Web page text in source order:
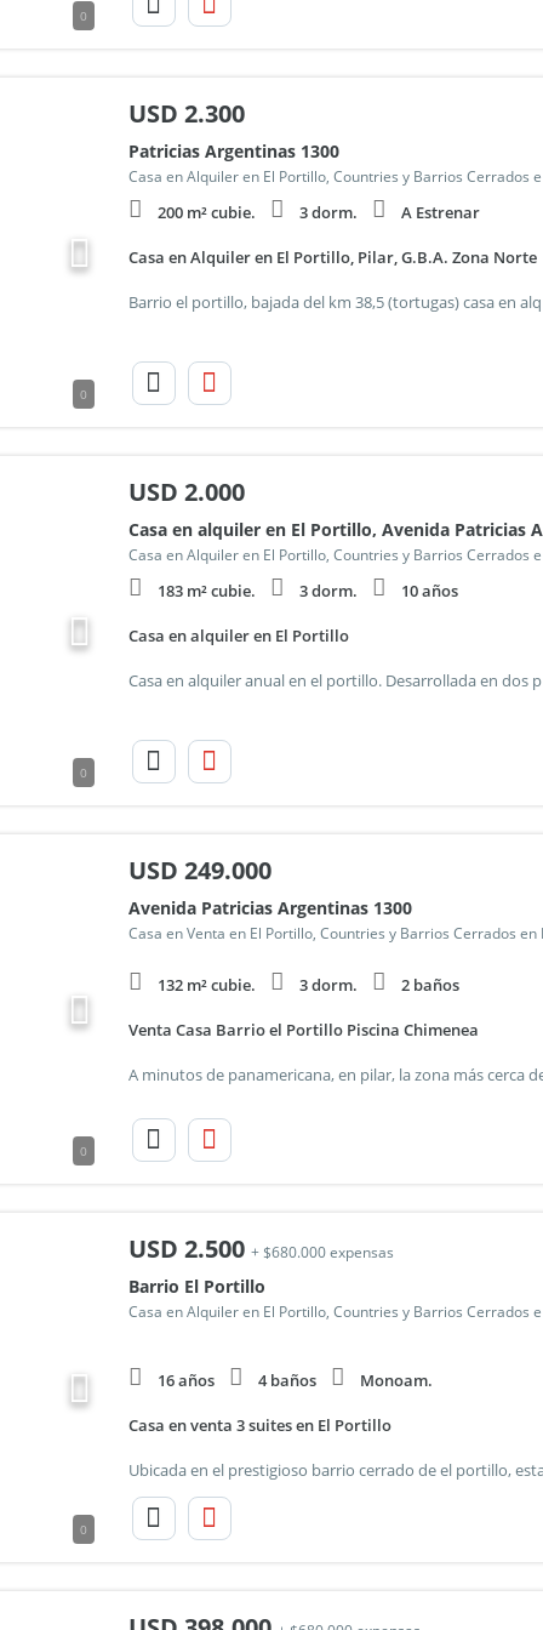
0
0
USD 2.300
Patricias Argentinas 1300
Casa en Alquiler en El Portillo, Countries y Barrios Cerrados
200 m² cubie. 3 dorm. A Estrenar
Casa en Alquiler en El Portillo, Pilar, G.B.A. Zona Norte
0
USD 2.000
Casa en alquiler en El Portillo, Avenida Patricias
Casa en Alquiler en El Portillo, Countries y Barrios Cerrados
183 m² cubie. 3 dorm. 10 años
Casa en alquiler en El Portillo
0
USD 249.000
Avenida Patricias Argentinas 1300
Casa en Venta en El Portillo, Countries y Barrios Cerrados en
132 m² cubie. 3 dorm. 2 baños
Venta Casa Barrio el Portillo Piscina Chimenea
0
USD 2.500 + $680.000 expensas
Barrio El Portillo
Casa en Alquiler en El Portillo, Countries y Barrios Cerrados
16 años 4 baños Monoam.
Casa en venta 3 suites en El Portillo